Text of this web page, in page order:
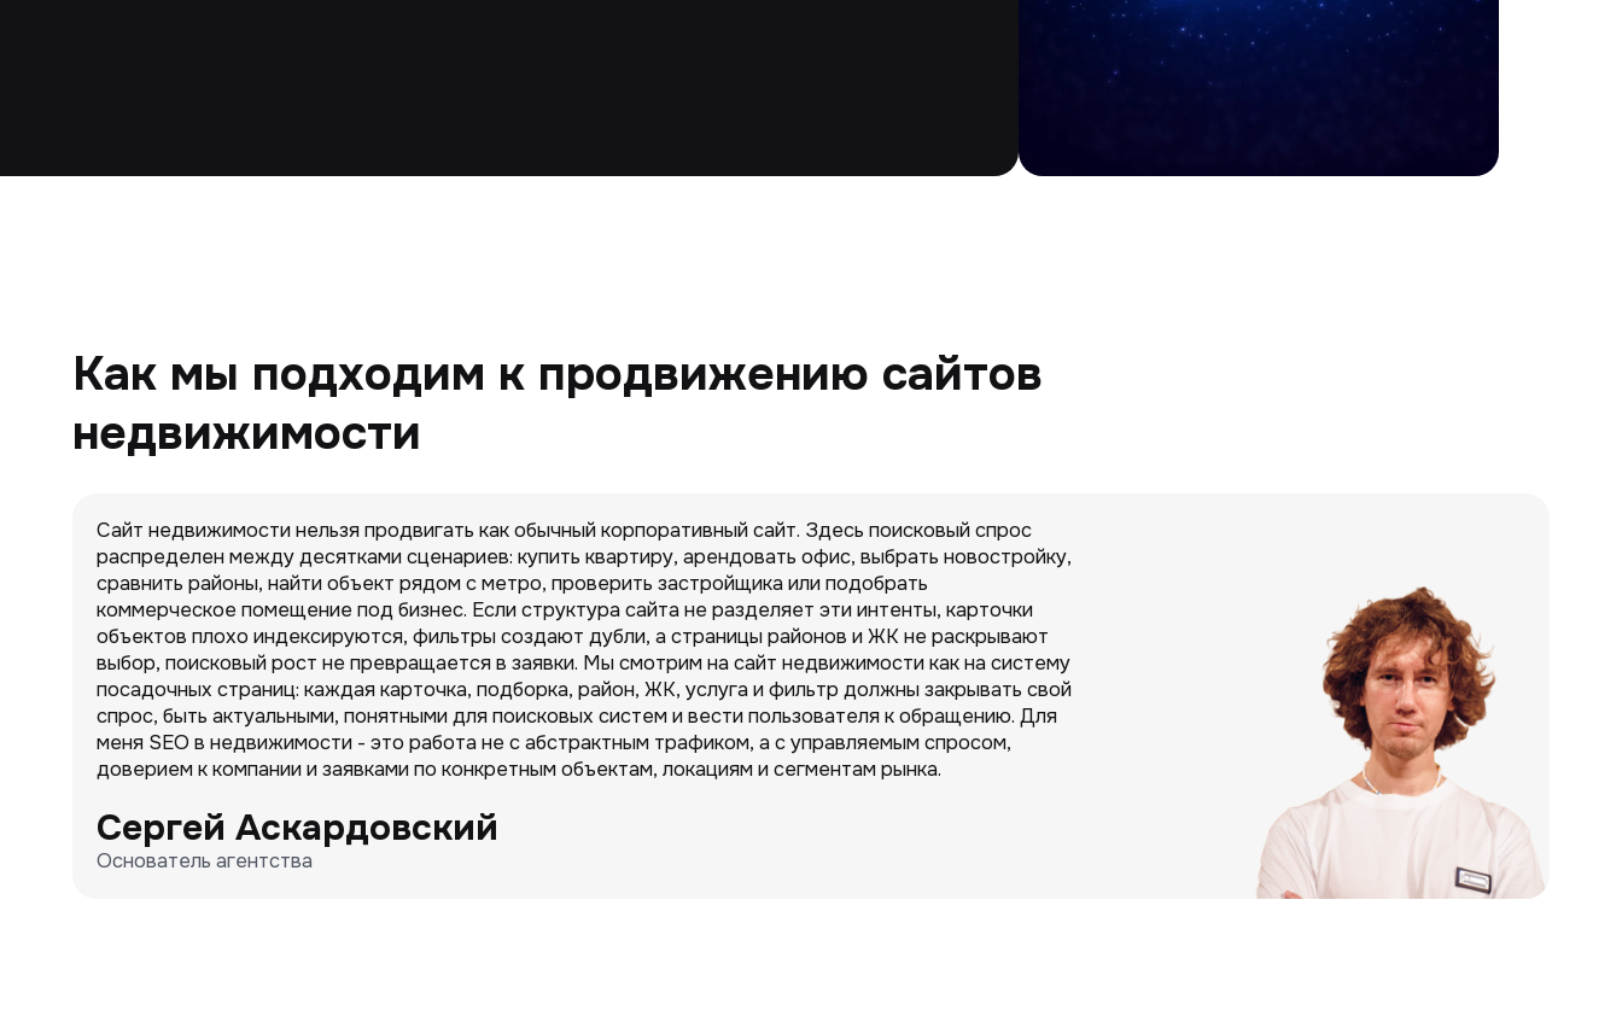
Как мы подходим к продвижению сайтов
недвижимости
Сайт недвижимости нельзя продвигать как обычный корпоративный сайт. Здесь поисковый спрос
распределен между десятками сценариев: купить квартиру, арендовать офис, выбрать новостройку,
сравнить районы, найти объект рядом с метро, проверить застройщика или подобрать
коммерческое помещение под бизнес. Если структура сайта не разделяет эти интенты, карточки
объектов плохо индексируются, фильтры создают дубли, а страницы районов и ЖК не раскрывают
выбор, поисковый рост не превращается в заявки. Мы смотрим на сайт недвижимости как на систему
посадочных страниц: каждая карточка, подборка, район, ЖК, услуга и фильтр должны закрывать свой
спрос, быть актуальными, понятными для поисковых систем и вести пользователя к обращению. Для
меня SEO в недвижимости - это работа не с абстрактным трафиком, а с управляемым спросом,
доверием к компании и заявками по конкретным объектам, локациям и сегментам рынка.
Сергей Аскардовский
Основатель агентства